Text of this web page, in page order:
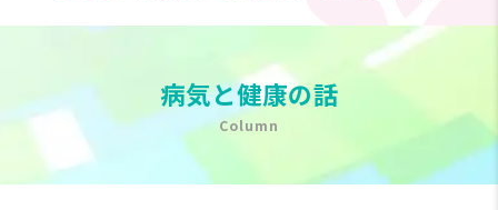
病気と健康の話
Column